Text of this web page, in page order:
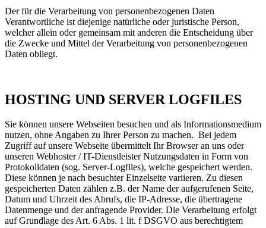
Der für die Verarbeitung von personenbezogenen Daten
Verantwortliche ist diejenige natürliche oder juristische Person,
welcher allein oder gemeinsam mit anderen die Entscheidung über
die Zwecke und Mittel der Verarbeitung von personenbezogenen
Daten obliegt.
HOSTING UND SERVER LOGFILES
Sie können unsere Webseiten besuchen und als Informationsmedium
nutzen, ohne Angaben zu Ihrer Person zu machen. Bei jedem
Zugriff auf unsere Webseite übermittelt Ihr Browser an uns oder
unseren Webhoster / IT-Dienstleister Nutzungsdaten in Form von
Protokolldaten (sog. Server-Logfiles), welche gespeichert werden.
Diese können je nach besuchter Einzelseite variieren. Zu diesen
gespeicherten Daten zählen z.B. der Name der aufgerufenen Seite,
Datum und Uhrzeit des Abrufs, die IP-Adresse, die übertragene
Datenmenge und der anfragende Provider. Die Verarbeitung erfolgt
auf Grundlage des Art. 6 Abs. 1 lit. f DSGVO aus berechtigtem